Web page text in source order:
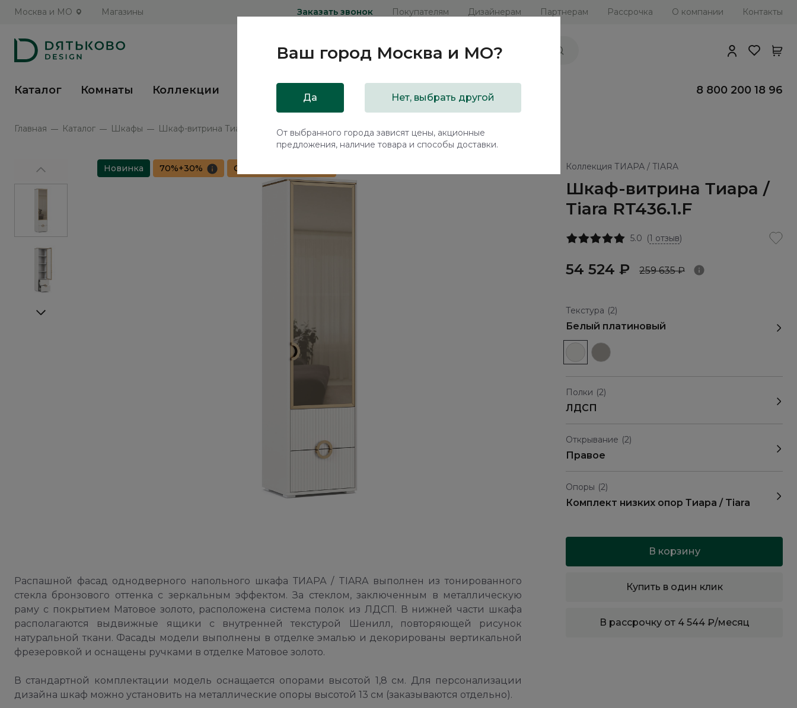
Москва и МО Магазины Заказать звонок Покупателям Дизайнерам Партнерам Рассрочка О компании Контакты
Каталог Комнаты Коллекции Распродажа 8 800 200 18 96
Главная Каталог Шкафы Шкаф-витрина Тиара / Tiara RT436.1.F
Коллекция ТИАРА / TIARA
Шкаф-витрина Тиара /
Tiara RT436.1.F
5.0 (1 отзыв)
54 524 ₽ 259 635 ₽
Текстура (2)
Белый платиновый
Полки (2)
ЛДСП
Открывание (2)
Правое
Опоры (2)
Комплект низких опор Тиара / Tiara
В корзину
Купить в один клик
В рассрочку от 4 544 ₽/месяц
Новинка 70%+30% Сборка в подарок
Распашной фасад однодверного напольного шкафа ТИАРА / TIARA выполнен из тонированного
стекла бронзового оттенка с зеркальным эффектом. За стеклом, заключенным в металлическую
раму с покрытием Матовое золото, расположена система полок из ЛДСП. В нижней части шкафа
располагаются выдвижные ящики с внутренней текстурой Шенилл, повторяющей рисунок
натуральной ткани. Фасады модели выполнены в отделке эмалью и декорированы вертикальной
фрезеровкой и оснащены ручками в отделке Матовое золото.
В стандартной комплектации модель оснащается опорами высотой 1,8 см. Для персонализации
дизайна шкаф можно установить на металлические опоры высотой 13 см (заказываются отдельно).
Ваш город Москва и МО?
Да Нет, выбрать другой
От выбранного города зависят цены, акционные
предложения, наличие товара и способы доставки.